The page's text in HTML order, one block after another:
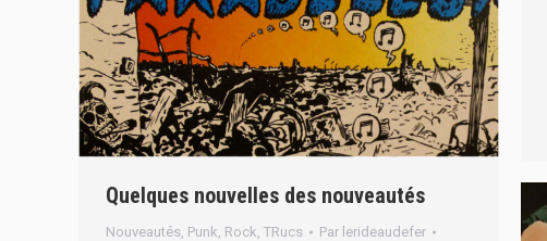
Quelques nouvelles des nouveautés
Nouveautés Punk Rock TRucs Par lerideaudefer